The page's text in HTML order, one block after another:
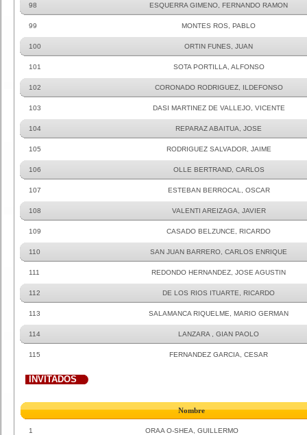
98 ESQUERRA GIMENO, FERNANDO RAMON
99 MONTES ROS, PABLO
100 ORTIN FUNES, JUAN
101 SOTA PORTILLA, ALFONSO
102 CORONADO RODRIGUEZ, ILDEFONSO
103 DASI MARTINEZ DE VALLEJO, VICENTE
104 REPARAZ ABAITUA, JOSE
105 RODRIGUEZ SALVADOR, JAIME
106 OLLE BERTRAND, CARLOS
107 ESTEBAN BERROCAL, OSCAR
108 VALENTI AREIZAGA, JAVIER
109 CASADO BELZUNCE, RICARDO
110 SAN JUAN BARRERO, CARLOS ENRIQUE
111 REDONDO HERNANDEZ, JOSE AGUSTIN
112 DE LOS RIOS ITUARTE, RICARDO
113 SALAMANCA RIQUELME, MARIO GERMAN
114 LANZARA , GIAN PAOLO
115 FERNANDEZ GARCIA, CESAR
INVITADOS
Nombre
1 ORAA O-SHEA, GUILLERMO